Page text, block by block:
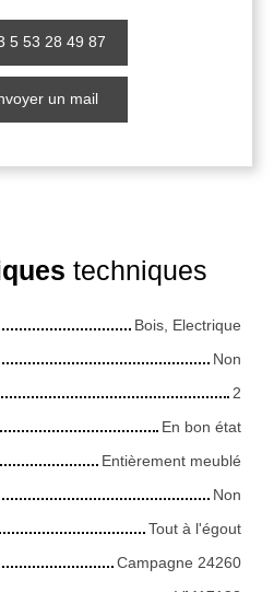
5 53 28 49 87
un mail
techniques
Bois, Electrique
Non
2
En bon état
Entièrement meublé
Non
Tout à l'égout
Campagne 24260